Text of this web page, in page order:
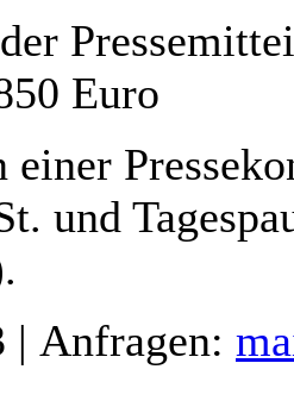
Euro
einer
und
| Anfragen: